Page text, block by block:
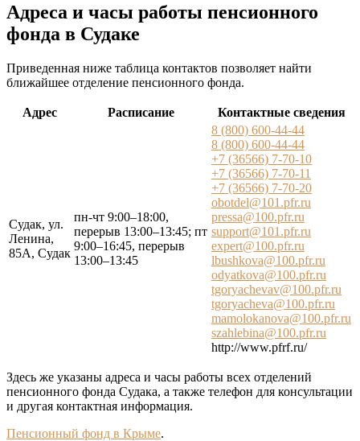
Адреса и часы работы пенсионного
фонда в Судаке
Приведенная ниже таблица контактов позволяет найти
ближайшее отделение пенсионного фонда.
Адрес Расписание Контактные сведения
Судак, ул.
Ленина,
85А, Судак
пн-чт 9:00–18:00,
перерыв 13:00–13:45; пт
9:00–16:45, перерыв
13:00–13:45
8 (800) 600-44-44
8 (800) 600-44-44
+7 (36566) 7-70-10
+7 (36566) 7-70-11
+7 (36566) 7-70-20
obotdel@101.pfr.ru
pressa@100.pfr.ru
support@101.pfr.ru
expert@100.pfr.ru
lbushkova@100.pfr.ru
odyatkova@100.pfr.ru
tgoryachevav@100.pfr.ru
tgoryacheva@100.pfr.ru
mamolokanova@100.pfr.ru
szahlebina@100.pfr.ru
http://www.pfrf.ru/
Здесь же указаны адреса и часы работы всех отделений
пенсионного фонда Судака, а также телефон для консультации
и другая контактная информация.
Пенсионный фонд в Крыме.